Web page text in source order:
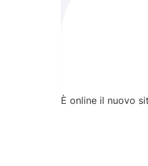
È online il nuovo